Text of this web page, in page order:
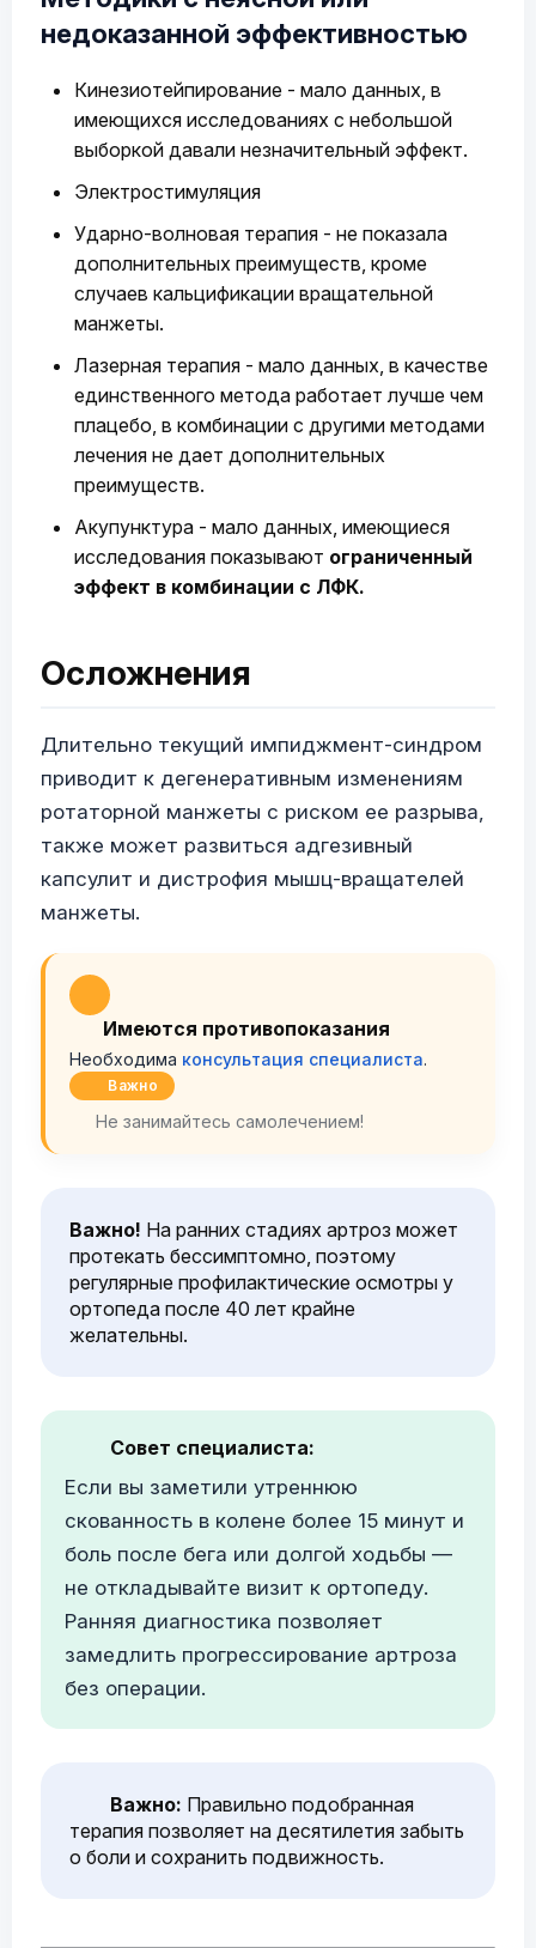
недоказанной эффективностью
Кинезиотейпирование - мало данных, в
имеющихся исследованиях с небольшой
выборкой давали незначительный эффект.
Электростимуляция
Ударно-волновая терапия - не показала
дополнительных преимуществ, кроме
случаев кальцификации вращательной
манжеты.
Лазерная терапия - мало данных, в качестве
единственного метода работает лучше чем
плацебо, в комбинации с другими методами
лечения не дает дополнительных
преимуществ.
Акупунктура - мало данных, имеющиеся
исследования показывают ограниченный
эффект в комбинации с ЛФК.
Осложнения
Длительно текущий импиджмент-синдром
приводит к дегенеративным изменениям
ротаторной манжеты с риском ее разрыва,
также может развиться адгезивный
капсулит и дистрофия мышц-вращателей
манжеты.
Имеются противопоказания
Необходима консультация специалиста.
Важно
Не занимайтесь самолечением!
Важно! На ранних стадиях артроз может
протекать бессимптомно, поэтому
регулярные профилактические осмотры у
ортопеда после 40 лет крайне
желательны.
Совет специалиста:
Если вы заметили утреннюю
скованность в колене более 15 минут и
боль после бега или долгой ходьбы —
не откладывайте визит к ортопеду.
Ранняя диагностика позволяет
замедлить прогрессирование артроза
без операции.
Важно: Правильно подобранная
терапия позволяет на десятилетия забыть
о боли и сохранить подвижность.